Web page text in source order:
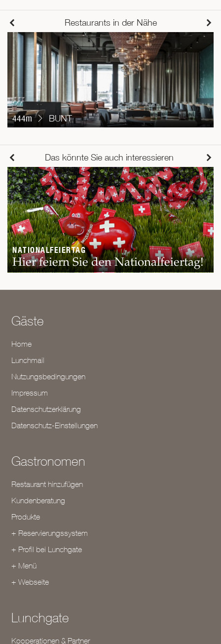
Restaurants in der Nähe
444m BUNT
Das könnte Sie auch interessieren
NATIONALFEIERTAG
Hier feiern Sie den Nationalfeiertag!
Gäste
Home
Lunchmail
Nutzungsbedingungen
Impressum
Datenschutzerklärung
Datenschutz-Einstellungen
Gastronomen
Restaurant hinzufügen
Kundenberatung
Produkte
+ Reservierungssystem
+ Profil bei Lunchgate
+ Menü
+ Webseite
Lunchgate
Kooperationen & Partner